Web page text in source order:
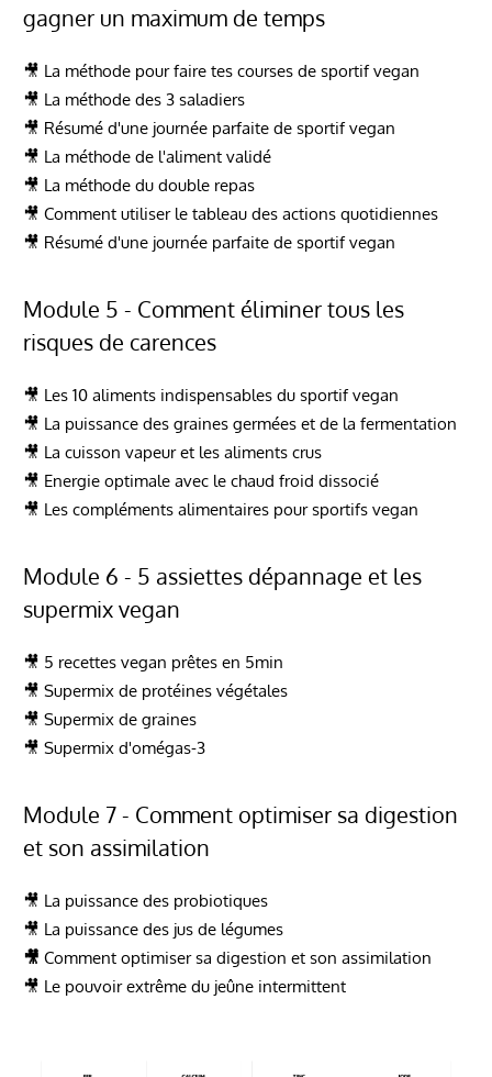
gagner un maximum de temps
🎥 La méthode pour faire tes courses de sportif vegan
🎥 La méthode des 3 saladiers
🎥 Résumé d'une journée parfaite de sportif vegan
🎥 La méthode de l'aliment validé
🎥 La méthode du double repas
🎥 Comment utiliser le tableau des actions quotidiennes
🎥 Résumé d'une journée parfaite de sportif vegan
Module 5 - Comment éliminer tous les
risques de carences
🎥 Les 10 aliments indispensables du sportif vegan
🎥 La puissance des graines germées et de la fermentation
🎥 La cuisson vapeur et les aliments crus
🎥 Energie optimale avec le chaud froid dissocié
🎥 Les compléments alimentaires pour sportifs vegan
Module 6 - 5 assiettes dépannage et les
supermix vegan
🎥 5 recettes vegan prêtes en 5min
🎥 Supermix de protéines végétales
🎥 Supermix de graines
🎥 Supermix d'omégas-3
Module 7 - Comment optimiser sa digestion
et son assimilation
🎥 La puissance des probiotiques
🎥 La puissance des jus de légumes
🎥 Comment optimiser sa digestion et son assimilation
🎥 Le pouvoir extrême du jeûne intermittent